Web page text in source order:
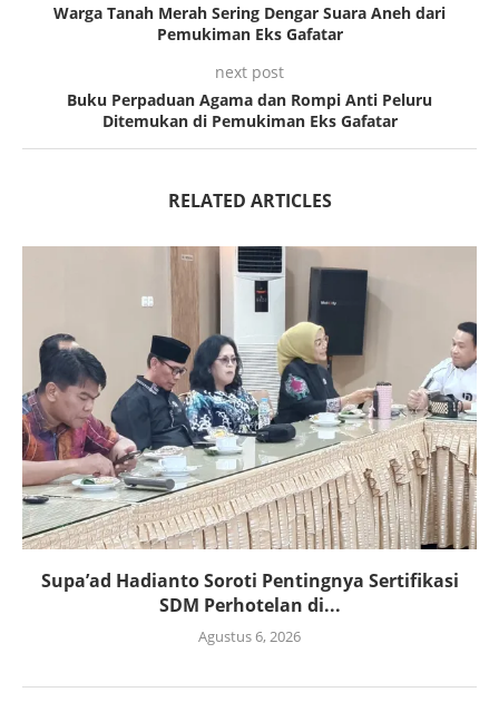
Warga Tanah Merah Sering Dengar Suara Aneh dari
Pemukiman Eks Gafatar
next post
Buku Perpaduan Agama dan Rompi Anti Peluru
Ditemukan di Pemukiman Eks Gafatar
RELATED ARTICLES
Supa’ad Hadianto Soroti Pentingnya Sertifikasi
SDM Perhotelan di...
Agustus 6, 2026